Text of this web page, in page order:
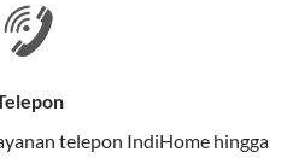
atau DSL.
koneksi tetap lancar.
telepon IndiHome hingga